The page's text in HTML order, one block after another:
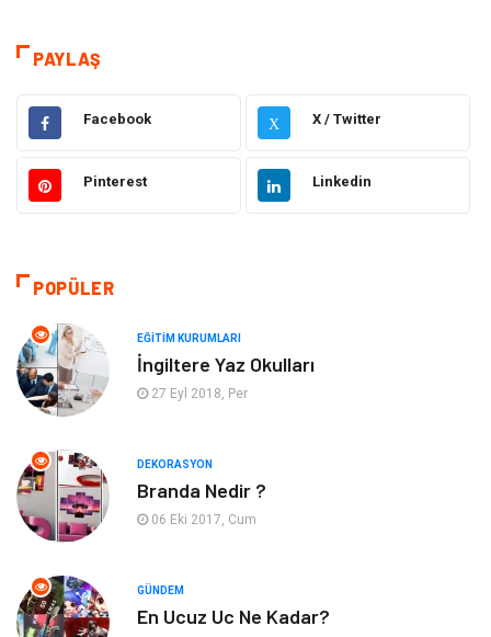
Dekorasyon
Gıda Elektrik Elektronik
Bilgisayar ve Yazılım Alışveriş
Hukuk
Otomotiv
Yapı İnşaat
Tatil
Bahçe Ev Maden ve Metal
Organizasyon Plastik
PAYLAŞ
Facebook X X / Twitter
Pinterest Linkedin
POPÜLER
EĞITIM KURUMLARI
İngiltere Yaz Okulları
27 Eyl 2018, Per
DEKORASYON
Branda Nedir ?
06 Eki 2017, Cum
GÜNDEM
En Ucuz Uc Ne Kadar?